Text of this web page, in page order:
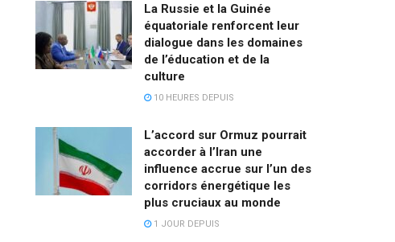
La Russie et la Guinée
équatoriale renforcent leur
dialogue dans les domaines
de l’éducation et de la
culture
10 HEURES DEPUIS
L’accord sur Ormuz pourrait
accorder à l’Iran une
influence accrue sur l’un des
corridors énergétique les
plus cruciaux au monde
1 JOUR DEPUIS